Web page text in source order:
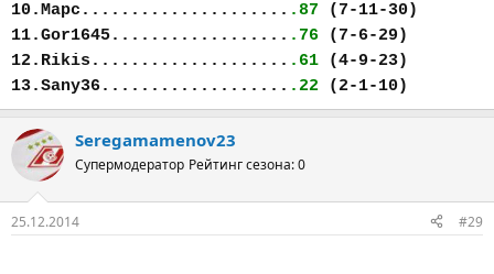
10.Марс..................... .87 (7-11-30)
11.Gor1645.................. .76 (7-6-29)
12.Rikis.................... .61 (4-9-23)
13.Sany36................... .22 (2-1-10)
Seregamamenov23
Супермодератор Рейтинг сезона: 0
25.12.2014 #29